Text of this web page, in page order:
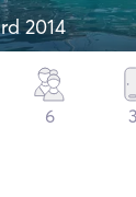
2014
6 3